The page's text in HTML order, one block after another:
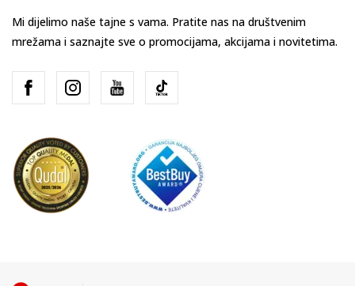
Mi dijelimo naše tajne s vama. Pratite nas na društvenim
mrežama i saznajte sve o promocijama, akcijama i novitetima.